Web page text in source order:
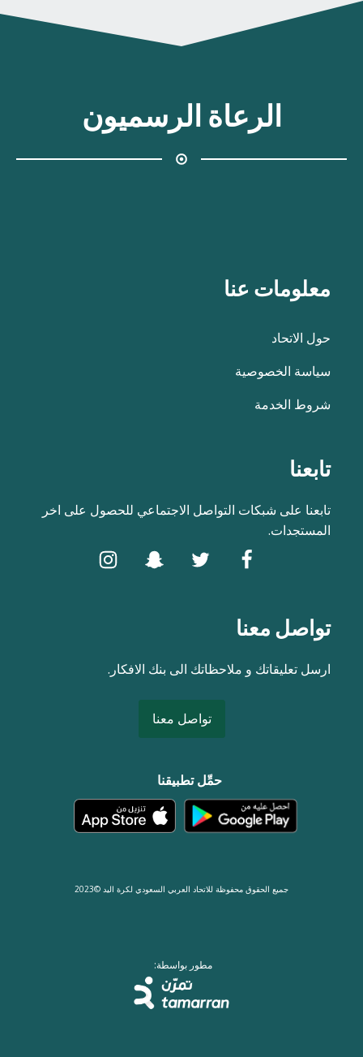
الرعاة الرسميون
معلومات عنا
حول الاتحاد
سياسة الخصوصية
شروط الخدمة
تابعنا
تابعنا على شبكات التواصل الاجتماعي للحصول على اخر
المستجدات.
تواصل معنا
ارسل تعليقاتك و ملاحظاتك الى بنك الافكار.
تواصل معنا
حمِّل تطبيقنا
جميع الحقوق محفوظة للاتحاد العربي السعودي لكرة اليد ©2023
مطور بواسطة: